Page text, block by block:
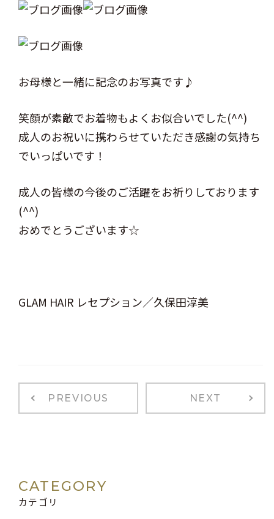
お母様と一緒に記念のお写真です♪
笑顔が素敵でお着物もよくお似合いでした(^^)
成人のお祝いに携わらせていただき感謝の気持ち
でいっぱいです！
成人の皆様の今後のご活躍をお祈りしております
(^^)
おめでとうございます☆
GLAM HAIR レセプション／久保田淳美
PREVIOUS NEXT
CATEGORY
カテゴリ